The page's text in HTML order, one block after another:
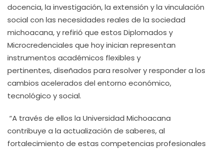
docencia, la investigación, la extensión y la vinculación
social con las necesidades reales de la sociedad
michoacana, y refirió que estos Diplomados y
Microcredenciales que hoy inician representan
instrumentos académicos flexibles y
pertinentes, diseñados para resolver y responder a los
cambios acelerados del entorno económico,
tecnológico y social.
“A través de ellos la Universidad Michoacana
contribuye a la actualización de saberes, al
fortalecimiento de estas competencias profesionales